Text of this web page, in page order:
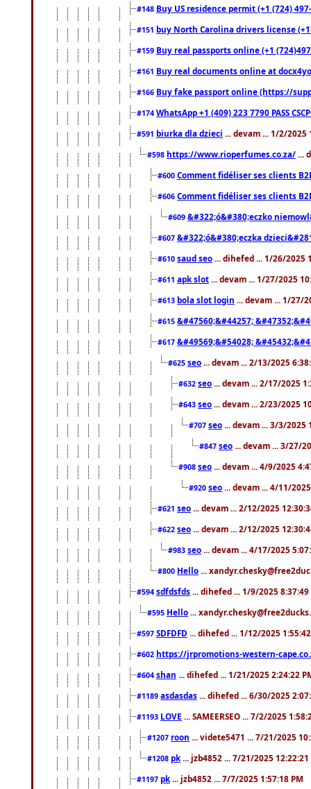
#148 Buy US residence permit (+1 (724)
#151 buy North Carolina drivers license
#159 Buy real passports online (+1
#161 Buy real documents online at
#166 Buy fake passport online (https://
#174 WhatsApp +1 (409) 223 7790 PASS
#591 biurka dla dzieci ... devam ... 1/2/2025
#598 https://www.rioperfumes.co.za/ ...
#600 Comment fidéliser ses clients
#606 Comment fidéliser ses clients
#609 &#322;ó&#380;eczko
#607 &#322;ó&#380;eczka
#610 saud seo ... dihefed ... 1/26/2025
#611 apk slot ... devam ... 1/27/2025
#613 bola slot login ... devam ... 1/27/
#615 &#47560;&#44257;
#617 &#49569;&#54028;
#625 seo ... devam ... 2/13/2025
#632 seo ... devam ... 2/17/2025
#643 seo ... devam ... 2/23/2025
#707 seo ... devam ... 3/3/2025
#847 seo ... devam ... 3/27/
#908 seo ... devam ... 4/9/2025
#920 seo ... devam ... 4/11/
#621 seo ... devam ... 2/12/2025
#622 seo ... devam ... 2/12/2025
#983 seo ... devam ... 4/17/2025
#800 Hello ...
#594 sdfdsfds ... dihefed ... 1/9/2025 8:37:49
#595 Hello ...
#597 SDFDFD ... dihefed ... 1/12/2025
#602 https://jrpromotions-western-
#604 shan ... dihefed ... 1/21/2025 2:24:22
#1189 asdasdas ... dihefed ... 6/30/2025
#1193 LOVE ... SAMEERSEO ... 7/2/2025
#1207 roon ... videte5471 ... 7/21/2025
#1208 pk ... jzb4852 ... 7/21/2025 12:22:21
#1197 pk ... jzb4852 ... 7/7/2025 1:57:18 PM